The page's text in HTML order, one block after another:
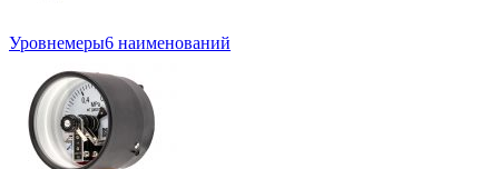
Уровнемеры6 наименований